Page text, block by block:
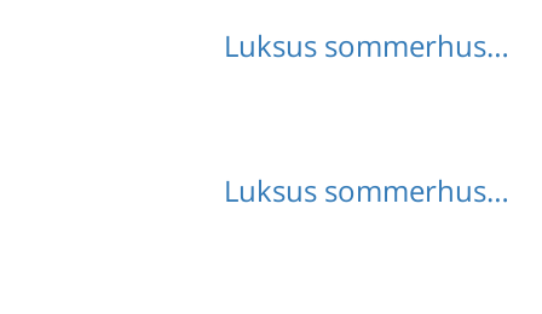
Luksus sommerhus Heft
Luksus sommerhus Salzburg